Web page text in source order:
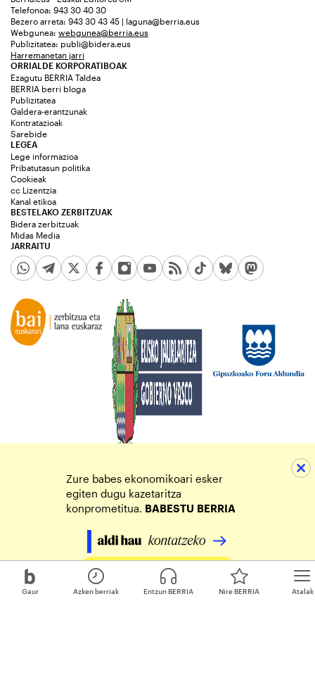
Gaur Atalak
Azken berriak Entzun BERRIA Nire BERRIA
Telefonoa: 943 30 40 30
Bezero arreta: 943 30 43 45 | laguna@berria.eus
Webgunea: webgunea@berria.eus
Publizitatea: publi@bidera.eus
Harremanetan jarri
ORRIALDE KORPORATIBOAK
Ezagutu BERRIA Taldea
BERRIA berri bloga
Publizitatea
Galdera-erantzunak
Kontratazioak
Sarebide
JARRAITU
LEGEA
Lege informazioa
Pribatutasun politika
Cookieak
cc Lizentzia
Kanal etikoa
BESTELAKO ZERBITZUAK
Bidera zerbitzuak
Midas Media
Zure babes ekonomikoari esker
egiten dugu kazetaritza
konprometitua. BABESTU BERRIA
Egin zure ekarpena